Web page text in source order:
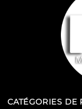
CATÉGORIES DE